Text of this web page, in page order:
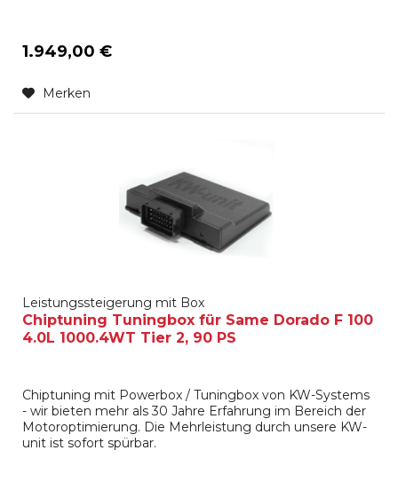
1.949,00 €
Merken
Leistungssteigerung mit Box
Chiptuning Tuningbox für Same Dorado F 100
4.0L 1000.4WT Tier 2, 90 PS
Chiptuning mit Powerbox / Tuningbox von KW-Systems
- wir bieten mehr als 30 Jahre Erfahrung im Bereich der
Motoroptimierung. Die Mehrleistung durch unsere KW-
unit ist sofort spürbar.